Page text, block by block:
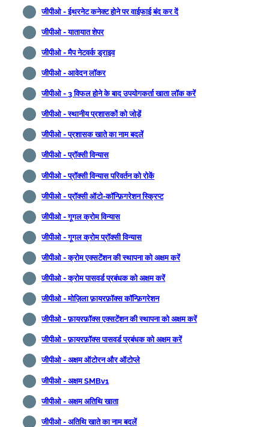
जीपीओ - ईथरनेट कनेक्ट होने पर वाईफाई बंद कर दें
जीपीओ - यातायात शेपर
जीपीओ - मैप नेटवर्क ड्राइव
जीपीओ - आवेदन लॉकर
जीपीओ - 3 विफल होने के बाद उपयोगकर्ता खाता लॉक करें
जीपीओ - स्थानीय प्रशासकों को जोड़ें
जीपीओ - प्रशासक खाते का नाम बदलें
जीपीओ - प्रॉक्सी विन्यास
जीपीओ - प्रॉक्सी विन्यास परिवर्तन को रोकें
जीपीओ - प्रॉक्सी ऑटो-कॉन्फ़िगरेशन स्क्रिप्ट
जीपीओ - गूगल क्रोम विन्यास
जीपीओ - गूगल क्रोम प्रॉक्सी विन्यास
जीपीओ - क्रोम एक्सटेंशन की स्थापना को अक्षम करें
जीपीओ - क्रोम पासवर्ड प्रबंधक को अक्षम करें
जीपीओ - मोज़िला फ़ायरफ़ॉक्स कॉन्फ़िगरेशन
जीपीओ - फ़ायरफ़ॉक्स एक्सटेंशन की स्थापना को अक्षम करें
जीपीओ - फ़ायरफ़ॉक्स पासवर्ड प्रबंधक को अक्षम करें
जीपीओ - अक्षम ऑटोरन और ऑटोप्ले
जीपीओ - अक्षम SMBv1
जीपीओ - अक्षम अतिथि खाता
जीपीओ - अतिथि खाते का नाम बदलें